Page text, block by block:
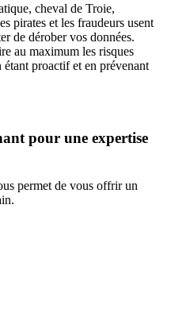
cheval de Troie,
pirates et les fraudeurs usent
de dérober vos données.
au maximum les risques
proactif et en prévenant
pour une expertise
permet de vous offrir un